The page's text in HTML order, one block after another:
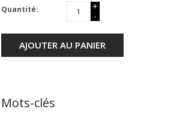
Quantité:
+
-
AJOUTER AU PANIER
Mots-clés